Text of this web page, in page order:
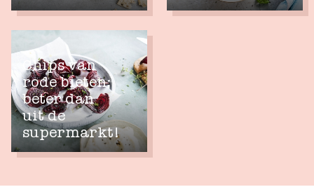
Chips van
rode bieten:
beter dan
uit de
supermarkt!